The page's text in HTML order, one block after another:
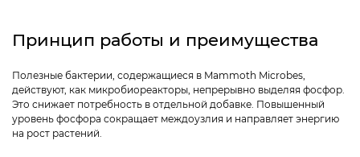
Принцип работы и преимущества
Полезные бактерии, содержащиеся в Mammoth Microbes,
действуют, как микробиореакторы, непрерывно выделяя фосфор.
Это снижает потребность в отдельной добавке. Повышенный
уровень фосфора сокращает междоузлия и направляет энергию
на рост растений.